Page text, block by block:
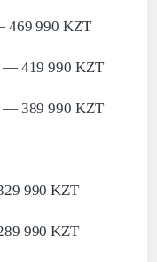
469 990 KZT
— 419 990 KZT
— 389 990 KZT
990 KZT
990 KZT